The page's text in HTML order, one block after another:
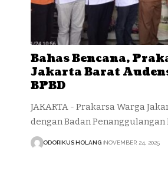
Bahas Bencana,
Jakarta Barat
BPBD
JAKARTA - Prakarsa Warga
dengan Badan
ODORIKUS HOLANG NOVEMBER 24, 2025